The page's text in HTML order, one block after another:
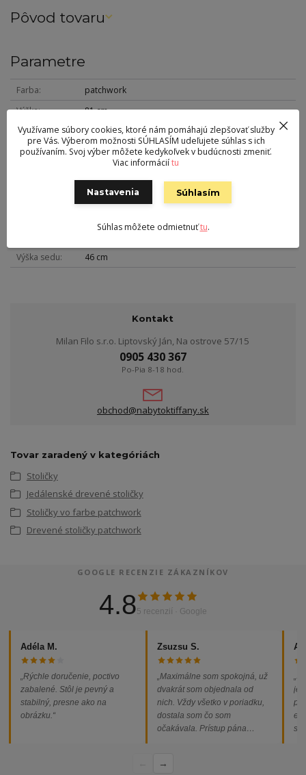
Pôvod tovaru
Parametre
Farba
patchwork
Výška
81 cm
Šírka
64 cm
Hĺbka
64 cm
drevo
Výška sedu
46 cm
Kontakt
Milan Filo s.r.o. Liptovský Ján, Na ostrove 57/15
0905 430 367
Po-Pia 8-18 hod.
obchod@nabytoktiffany.sk
Tovar zaradený v kategóriách
Stoličky
Jedálenské drevené stoličky
Stoličky vo farbe patchwork
Drevené stoličky patchwork
GOOGLE RECENZIE ZÁKAZNÍKOV
4.85 recenzií · Google
Adéla M.
„Rýchle doručenie, poctivo
zabalené. Stôl je pevný a
stabilný, presne ako na
obrázku.“
Zsuzsu S.
„Maximálne som spokojná, už
dvakrát som objednala od
nich. Vždy všetko v poriadku,
dostala som čo som
očakávala. Prístup pána
problémov. Vrele odporúčam!“
→
Využívame súbory cookies, ktoré nám pomáhajú zlepšovať služby
pre Vás. Výberom možnosti SÚHLASÍM udeľujete súhlas s ich
používaním. Svoj výber môžete kedykoľvek v budúcnosti zmeniť.
Viac informáciítu
Nastavenia Súhlasím
Súhlas môžete odmietnuťtu.